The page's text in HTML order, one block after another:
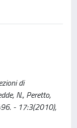
di
N., Peretto,
- 17:3(2010),